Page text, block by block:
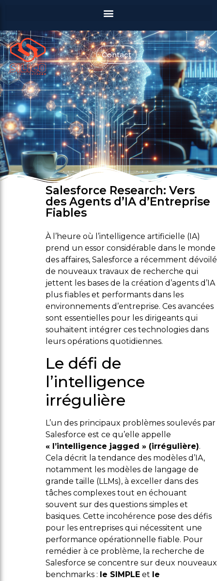
Contact
Salesforce Research: Vers
des Agents d’IA d’Entreprise
Fiables
À l’heure où l’intelligence artificielle (IA)
prend un essor considérable dans le monde
des affaires, Salesforce a récemment dévoilé
de nouveaux travaux de recherche qui
jettent les bases de la création d’agents d’IA
plus fiables et performants dans les
environnements d’entreprise. Ces avancées
sont essentielles pour les dirigeants qui
souhaitent intégrer ces technologies dans
leurs opérations quotidiennes.
Le défi de
l’intelligence
irrégulière
L’un des principaux problèmes soulevés par
Salesforce est ce qu’elle appelle
« l’intelligence jagged » (irrégulière).
Cela décrit la tendance des modèles d’IA,
notamment les modèles de langage de
grande taille (LLMs), à exceller dans des
tâches complexes tout en échouant
souvent sur des questions simples et
basiques. Cette incohérence pose des défis
pour les entreprises qui nécessitent une
performance opérationnelle fiable. Pour
remédier à ce problème, la recherche de
Salesforce se concentre sur deux nouveaux
benchmarks : le SIMPLE et le